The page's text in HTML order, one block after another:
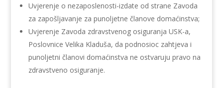
Uvjerenje o nezaposlenosti-izdate od strane Zavoda
za zapošljavanje za punoljetne članove domaćinstva;
Uvjerenje Zavoda zdravstvenog osiguranja USK-a,
Poslovnice Velika Kladuša, da podnosioc zahtjeva i
punoljetni članovi domaćinstva ne ostvaruju pravo na
zdravstveno osiguranje.